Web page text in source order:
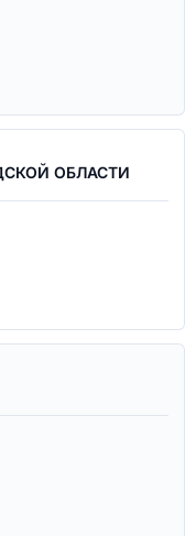
ОБЛАСТИ